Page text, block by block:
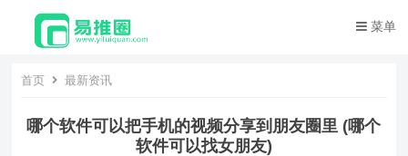
菜单
首页 最新资讯
哪个软件可以把手机的视频分享到朋友圈里 (哪个
软件可以找女朋友)